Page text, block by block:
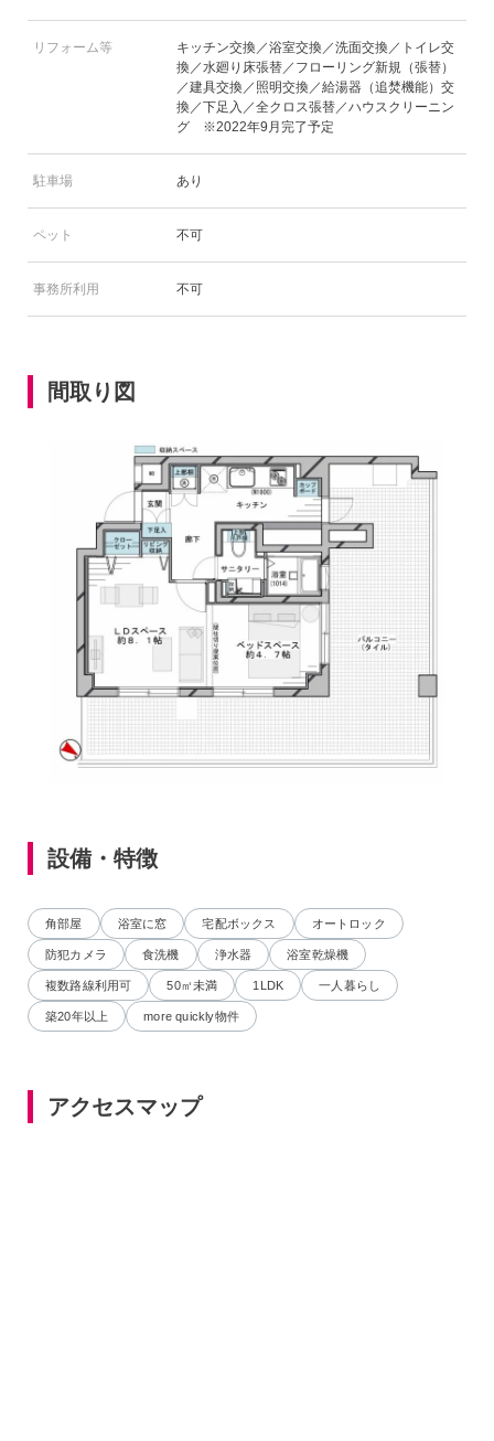
リフォーム等
キッチン交換／浴室交換／洗面交換／トイレ交
換／水廻り床張替／フローリング新規（張替）
／建具交換／照明交換／給湯器（追焚機能）交
換／下足入／全クロス張替／ハウスクリーニン
グ ※2022年9月完了予定
駐車場 あり
ペット 不可
事務所利用 不可
間取り図
設備・特徴
角部屋 浴室に窓 宅配ボックス オートロック
防犯カメラ 食洗機 浄水器 浴室乾燥機
複数路線利用可 50㎡未満 1LDK 一人暮らし
築20年以上 more quickly物件
アクセスマップ